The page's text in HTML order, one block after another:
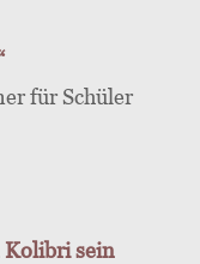
für Schüler
Kolibri sein